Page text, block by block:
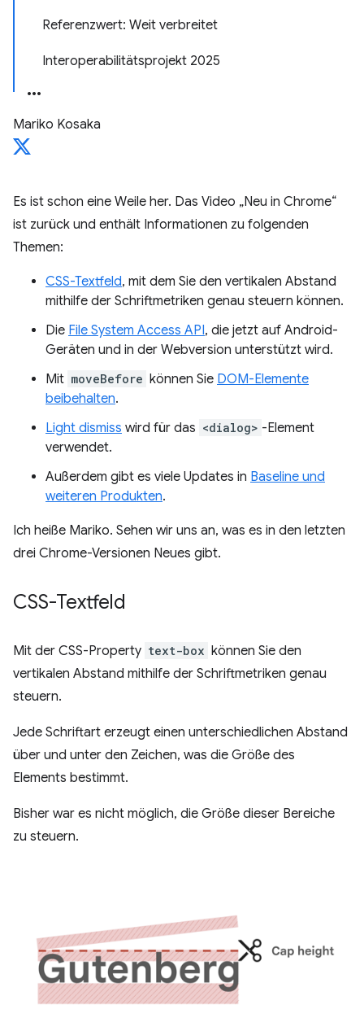
Referenzwert: Weit verbreitet
Interoperabilitätsprojekt 2025
Mariko Kosaka
Es ist schon eine Weile her. Das Video „Neu in Chrome“
ist zurück und enthält Informationen zu folgenden
Themen:
CSS-Textfeld, mit dem Sie den vertikalen Abstand
mithilfe der Schriftmetriken genau steuern können.
Die File System Access API, die jetzt auf Android-
Geräten und in der Webversion unterstützt wird.
Mit moveBefore können Sie DOM-Elemente
beibehalten.
Light dismiss wird für das <dialog> -Element
verwendet.
Außerdem gibt es viele Updates in Baseline und
weiteren Produkten.
Ich heiße Mariko. Sehen wir uns an, was es in den letzten
drei Chrome-Versionen Neues gibt.
CSS-Textfeld
Mit der CSS-Property text-box können Sie den
vertikalen Abstand mithilfe der Schriftmetriken genau
steuern.
Jede Schriftart erzeugt einen unterschiedlichen Abstand
über und unter den Zeichen, was die Größe des
Elements bestimmt.
Bisher war es nicht möglich, die Größe dieser Bereiche
zu steuern.